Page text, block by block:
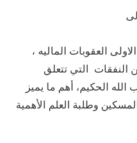
العقوبات الماليه ،
النفقات التي تتعلق
الحكيم، أهم ما يميز
وطلبة العلم الأهمية